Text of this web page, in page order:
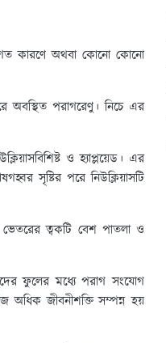
কারণে অথবা কোনো কোনো
অবস্থিত পরাগরেণু। নিচে এর
ও হ্যাপ্লয়েড। এর
সৃষ্টির পরে নিউক্লিয়াসটি
ত্বকটি বেশ পাতলা ও
ফুলের মধ্যে পরাগ সংযোগ
অধিক জীবনীশক্তি সম্পন্ন হয়